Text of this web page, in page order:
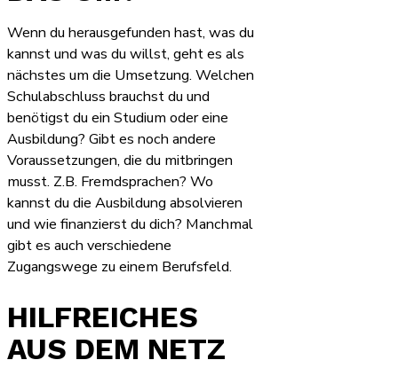
Wenn du herausgefunden hast, was du
kannst und was du willst, geht es als
nächstes um die Umsetzung. Welchen
Schulabschluss brauchst du und
benötigst du ein Studium oder eine
Ausbildung? Gibt es noch andere
Voraussetzungen, die du mitbringen
musst. Z.B. Fremdsprachen? Wo
kannst du die Ausbildung absolvieren
und wie finanzierst du dich? Manchmal
gibt es auch verschiedene
Zugangswege zu einem Berufsfeld.
HILFREICHES
AUS DEM NETZ